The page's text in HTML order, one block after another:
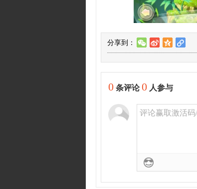
分享到： w t z l
0 条评论0 人参与
评论赢取激活